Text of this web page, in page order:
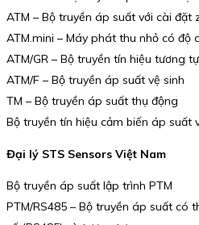
ATM – Bộ truyền áp suất với cài
ATM.mini – Máy phát thu nhỏ có độ
ATM/GR – Bộ truyền tín hiệu tương
ATM/F – Bộ truyền áp suất vệ sinh
TM – Bộ truyền áp suất thụ động
Bộ truyền tín hiệu cảm biến áp suất
Đại lý STS Sensors Việt Nam
Bộ truyền áp suất lập trình PTM
PTM/RS485 – Bộ truyền áp suất có